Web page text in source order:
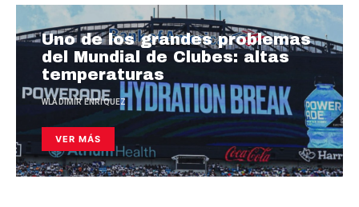
Uno de los grandes problemas
del Mundial de Clubes: altas
temperaturas
WLADIMIR ENRÍQUEZ
VER MÁS